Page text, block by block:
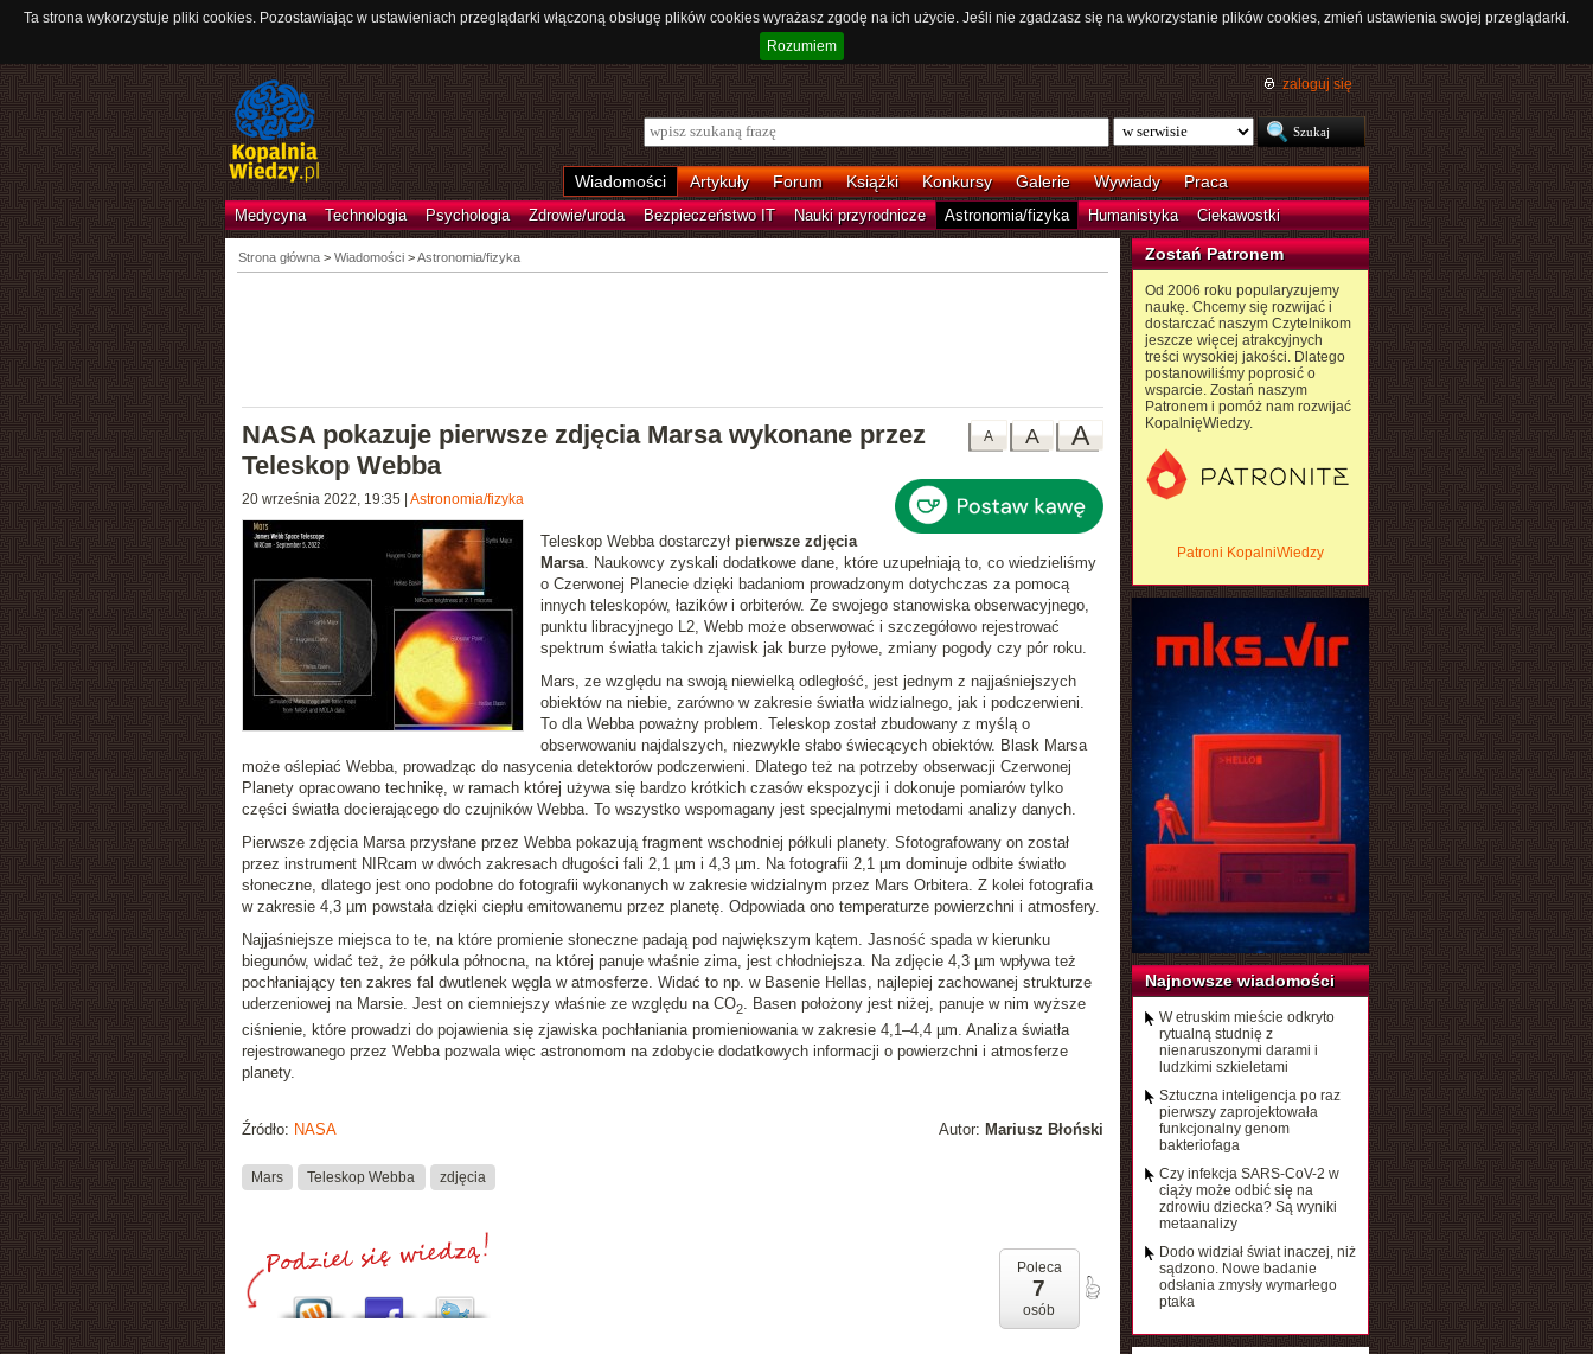
Ta strona wykorzystuje pliki cookies. Pozostawiając w ustawieniach przeglądarki włączoną obsługę plików cookies wyrażasz zgodę na ich użycie. Jeśli nie zgadzasz się na wykorzystanie plików cookies, zmień ustawienia swojej przeglądarki.
Rozumiem
zaloguj się
Wiadomości Artykuły Forum Książki Konkursy Galerie Wywiady Praca
Medycyna Technologia Psychologia Zdrowie/uroda Bezpieczeństwo IT Nauki przyrodnicze Astronomia/fizyka Humanistyka Ciekawostki
Strona główna> Wiadomości >Astronomia/fizyka
A
A
A
NASA pokazuje pierwsze zdjęcia Marsa wykonane przez
Teleskop Webba
20 września 2022, 19:35 Astronomia/fizyka
Teleskop Webba dostarczył pierwsze zdjęcia
Marsa. Naukowcy zyskali dodatkowe dane, które uzupełniają to, co wiedzieliśmy
o Czerwonej Planecie dzięki badaniom prowadzonym dotychczas za pomocą
innych teleskopów, łazików i orbiterów. Ze swojego stanowiska obserwacyjnego,
punktu libracyjnego L2, Webb może obserwować i szczegółowo rejestrować
spektrum światła takich zjawisk jak burze pyłowe, zmiany pogody czy pór roku.
Mars, ze względu na swoją niewielką odległość, jest jednym z najjaśniejszych
obiektów na niebie, zarówno w zakresie światła widzialnego, jak i podczerwieni.
To dla Webba poważny problem. Teleskop został zbudowany z myślą o
obserwowaniu najdalszych, niezwykle słabo świecących obiektów. Blask Marsa
może oślepiać Webba, prowadząc do nasycenia detektorów podczerwieni. Dlatego też na potrzeby obserwacji Czerwonej
Planety opracowano technikę, w ramach której używa się bardzo krótkich czasów ekspozycji i dokonuje pomiarów tylko
części światła docierającego do czujników Webba. To wszystko wspomagany jest specjalnymi metodami analizy danych.
Pierwsze zdjęcia Marsa przysłane przez Webba pokazują fragment wschodniej półkuli planety. Sfotografowany on został
przez instrument NIRcam w dwóch zakresach długości fali 2,1 µm i 4,3 µm. Na fotografii 2,1 µm dominuje odbite światło
słoneczne, dlatego jest ono podobne do fotografii wykonanych w zakresie widzialnym przez Mars Orbitera. Z kolei fotografia
w zakresie 4,3 µm powstała dzięki ciepłu emitowanemu przez planetę. Odpowiada ono temperaturze powierzchni i atmosfery.
Najjaśniejsze miejsca to te, na które promienie słoneczne padają pod największym kątem. Jasność spada w kierunku
biegunów, widać też, że półkula północna, na której panuje właśnie zima, jest chłodniejsza. Na zdjęcie 4,3 µm wpływa też
pochłaniający ten zakres fal dwutlenek węgla w atmosferze. Widać to np. w Basenie Hellas, najlepiej zachowanej strukturze
uderzeniowej na Marsie. Jest on ciemniejszy właśnie ze względu na CO2. Basen położony jest niżej, panuje w nim wyższe
ciśnienie, które prowadzi do pojawienia się zjawiska pochłaniania promieniowania w zakresie 4,1–4,4 µm. Analiza światła
rejestrowanego przez Webba pozwala więc astronomom na zdobycie dodatkowych informacji o powierzchni i atmosferze
planety.
Autor: Mariusz Błoński
Źródło: NASA
Mars Teleskop Webba zdjęcia
Poleca
7
osób
Zostań Patronem
Od 2006 roku popularyzujemy
naukę. Chcemy się rozwijać i
dostarczać naszym Czytelnikom
jeszcze więcej atrakcyjnych
treści wysokiej jakości. Dlatego
postanowiliśmy poprosić o
wsparcie. Zostań naszym
Patronem i pomóż nam rozwijać
KopalnięWiedzy.
Patroni KopalniWiedzy
Najnowsze wiadomości
W etruskim mieście odkryto
rytualną studnię z
nienaruszonymi darami i
ludzkimi szkieletami
Sztuczna inteligencja po raz
pierwszy zaprojektowała
funkcjonalny genom
bakteriofaga
Czy infekcja SARS-CoV-2 w
ciąży może odbić się na
zdrowiu dziecka? Są wyniki
metaanalizy
Dodo widział świat inaczej, niż
sądzono. Nowe badanie
odsłania zmysły wymarłego
ptaka